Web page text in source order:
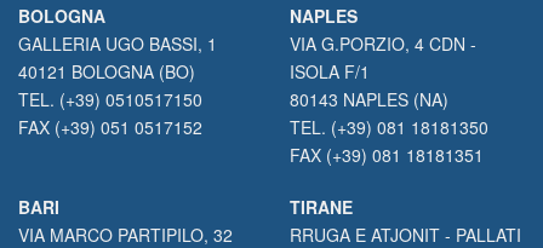
BOLOGNA
GALLERIA UGO BASSI, 1
40121 BOLOGNA (BO)
TEL. (+39) 0510517150
FAX (+39) 051 0517152
NAPLES
VIA G.PORZIO, 4 CDN -
ISOLA F/1
80143 NAPLES (NA)
TEL. (+39) 081 18181350
FAX (+39) 081 18181351
BARI
VIA MARCO PARTIPILO, 32
TIRANE
RRUGA E ATJONIT - PALLATI